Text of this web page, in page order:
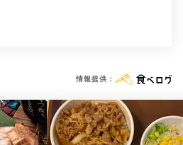
情報提供：